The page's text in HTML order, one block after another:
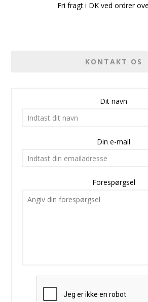
Fri fragt i DK ved ordrer
KONTAKT OS
Dit navn
Din e-mail
Forespørgsel